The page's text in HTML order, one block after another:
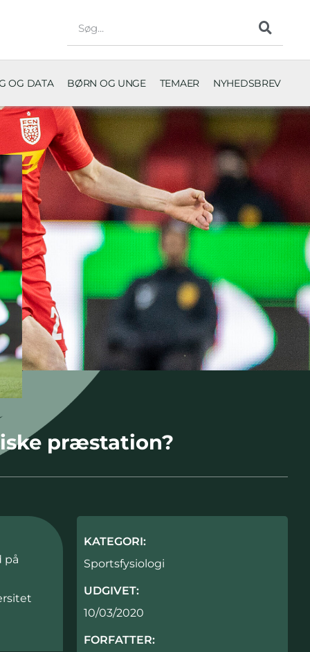
OG DATA BØRN OG UNGE TEMAER NYHEDSBREV
præstation?
på
KATEGORI:
Sportsfysiologi
UDGIVET:
10/03/2020
FORFATTER: